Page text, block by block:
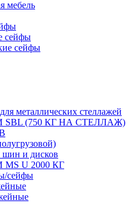
мебель
сейфы
сейфы
металлических стеллажей
(750 КГ НА СТЕЛЛАЖ)
шин и дисков
U 2000 КГ
сейфы